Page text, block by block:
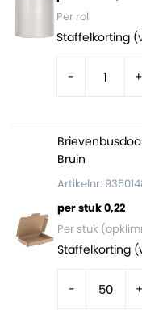
Per rol
Staffelkorting
- +
Bruin
Artikelnr:
per stuk 0,22
Per stuk
Staffelkorting
- +